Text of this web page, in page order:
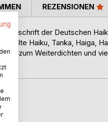
Zeitschrift der Deutschen
Haiku, Tanka, Haiga,
zum Weiterdichten und
REZENSIONEN